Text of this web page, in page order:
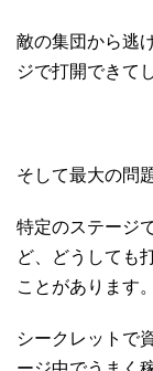
敵の集団から逃
ジで打開できて
そして最大の問
特定のステージ
ど、どうしても
ことがあります。
シークレットで